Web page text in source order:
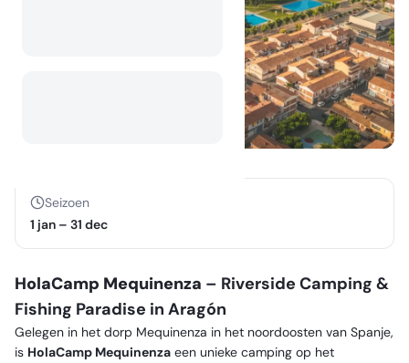
Seizoen
1 jan – 31 dec
HolaCamp Mequinenza – Riverside Camping &
Fishing Paradise in Aragón
Gelegen in het dorp Mequinenza in het noordoosten van Spanje,
is HolaCamp Mequinenza een unieke camping op het